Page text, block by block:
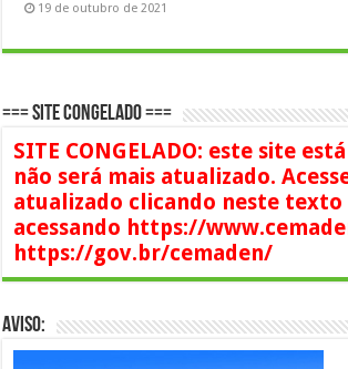
19 de outubro de 2021
=== SITE CONGELADO ===
SITE CONGELADO: este site
não será mais atualizado.
atualizado clicando neste texto
acessando https://
https://gov.br/cemaden/
AVISO: